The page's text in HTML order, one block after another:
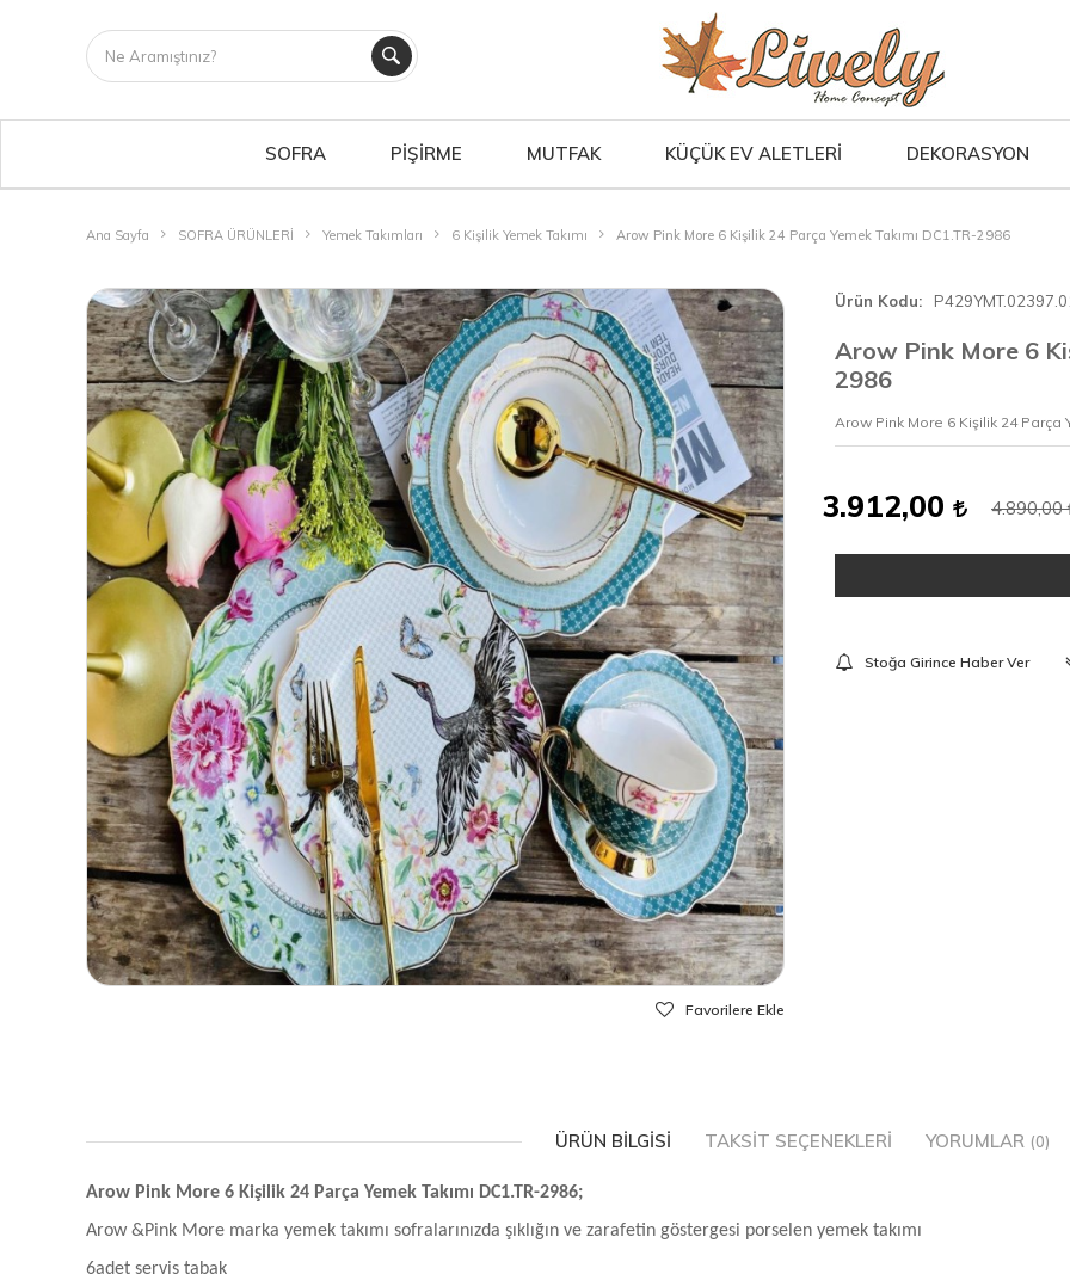
SOFRA PİŞİRME MUTFAK KÜÇÜK EV ALETLERİ DEKORASYON
Ana Sayfa SOFRA ÜRÜNLERİ Yemek Takımları 6 Kişilik Yemek Takımı Arow Pink More 6 Kişilik 24 Parça Yemek Takımı DC1.TR-2986
Favorilere Ekle
Ürün Kodu
Arow Pink More 6
2986
Arow Pink More 6 Kişilik 24 Parça
3.912,00 4.890,00
Stoğa Girince Haber Ver
ÜRÜN BILGISI TAKSIT SEÇENEKLERI YORUMLAR (0)
Arow Pink More 6 Kişilik 24 Parça Yemek Takımı DC1.TR-2986;
Arow &Pink More marka yemek takımı sofralarınızda şıklığın ve zarafetin göstergesi porselen yemek takımı
6adet servis tabak